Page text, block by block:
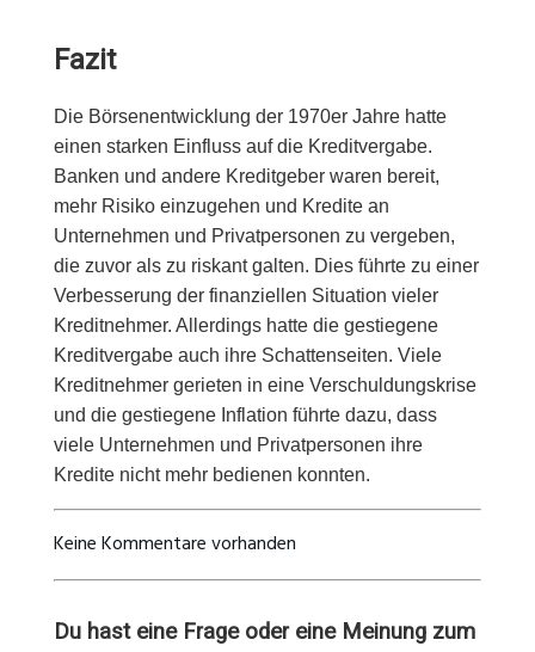
Fazit
Die Börsenentwicklung der 1970er Jahre hatte
einen starken Einfluss auf die Kreditvergabe.
Banken und andere Kreditgeber waren bereit,
mehr Risiko einzugehen und Kredite an
Unternehmen und Privatpersonen zu vergeben,
die zuvor als zu riskant galten. Dies führte zu einer
Verbesserung der finanziellen Situation vieler
Kreditnehmer. Allerdings hatte die gestiegene
Kreditvergabe auch ihre Schattenseiten. Viele
Kreditnehmer gerieten in eine Verschuldungskrise
und die gestiegene Inflation führte dazu, dass
viele Unternehmen und Privatpersonen ihre
Kredite nicht mehr bedienen konnten.
Keine Kommentare vorhanden
Du hast eine Frage oder eine Meinung zum